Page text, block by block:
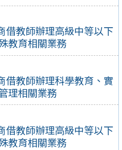
借教師辦理高級中等以下
教育相關業務
借教師辦理科學教育、實
理相關業務
借教師辦理高級中等以下
教育相關業務